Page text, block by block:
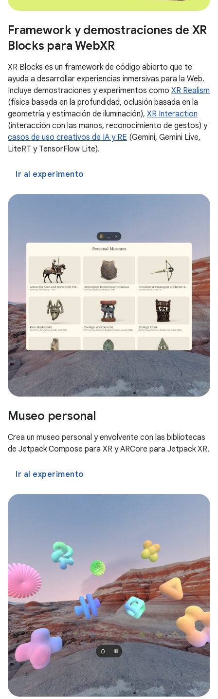
Framework y demostraciones de XR
Blocks para WebXR
XR Blocks es un framework de código abierto que te
ayuda a desarrollar experiencias inmersivas para la Web.
Incluye demostraciones y experimentos como XR Realism
(física basada en la profundidad, oclusión basada en la
geometría y estimación de iluminación), XR Interaction
(interacción con las manos, reconocimiento de gestos) y
casos de uso creativos de IA y RE (Gemini, Gemini Live,
LiteRT y TensorFlow Lite).
Ir al experimento
Museo personal
Crea un museo personal y envolvente con las bibliotecas
de Jetpack Compose para XR y ARCore para Jetpack XR.
Ir al experimento